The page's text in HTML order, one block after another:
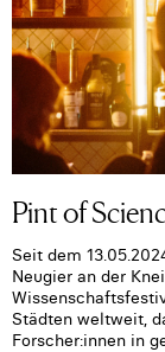
Pint of
Seit dem
Neugier an der
Städten weltweit,
Forscher:innen in